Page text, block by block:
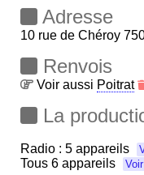
Adresse
10 rue de Chéroy
Renvois
Voir aussi Poitrat
La
Radio : 5 appareils
Tous 6 appareils Voir